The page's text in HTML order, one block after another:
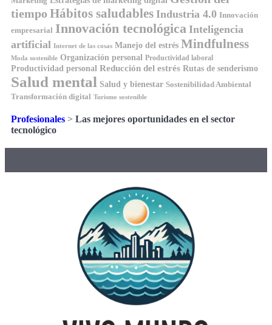
tiempo Hábitos saludables Industria 4.0 Innovación
empresarial Innovación tecnológica Inteligencia
artificial Internet de las cosas Manejo del estrés Mindfulness
Moda sostenible Organización personal Productividad laboral
Productividad personal Reducción del estrés Rutas de senderismo
Salud mental Salud y bienestar Sostenibilidad Ambiental
Transformación digital Turismo sostenible
Profesionales > Las mejores oportunidades en el sector
tecnológico